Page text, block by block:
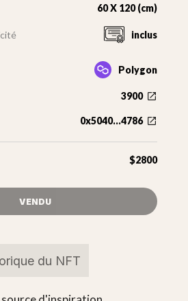
60 X 120 (cm)
inclus
Polygon
3900
0x5040...4786
$2800
VENDU
du NFT